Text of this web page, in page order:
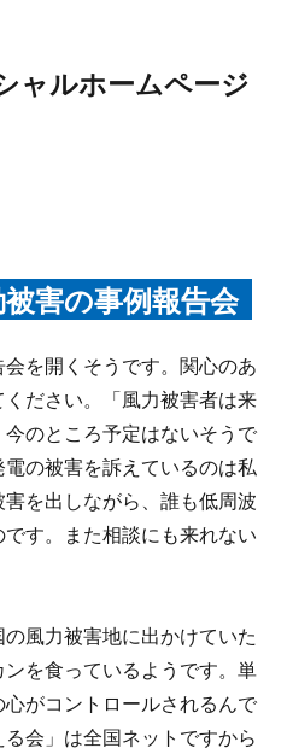
ャルホームページ
害の事例報告会
を開くそうです。関心のあ
ださい。「風力被害者は来
のところ予定はないそうで
の被害を訴えているのは私
を出しながら、誰も低周波
す。また相談にも来れない
風力被害地に出かけていた
を食っているようです。単
がコントロールされるんで
会」は全国ネットですから